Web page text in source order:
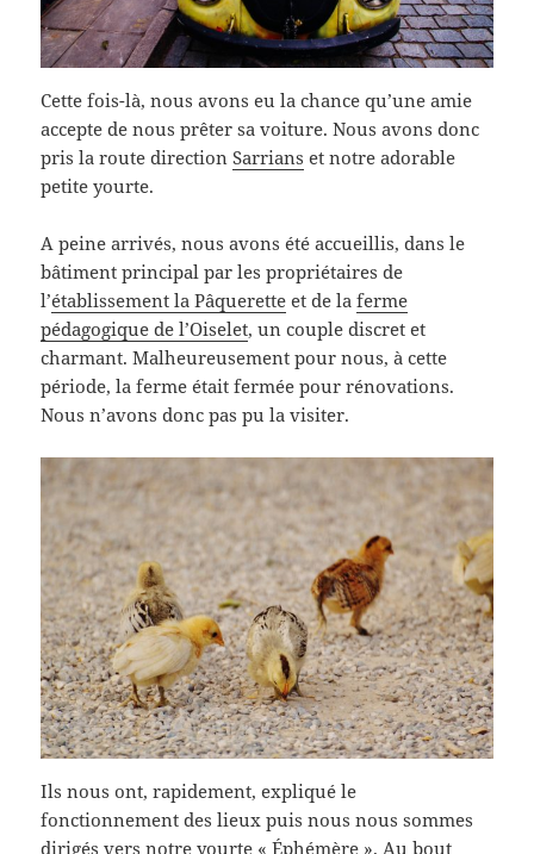
Cette fois-là, nous avons eu la chance qu’une amie
accepte de nous prêter sa voiture. Nous avons donc
pris la route directionSarrians et notre adorable
petite yourte.
A peine arrivés, nous avons été accueillis, dans le
bâtiment principal par les propriétaires de
l’établissement la Pâquerette et de laferme
pédagogique de l’Oiselet, un couple discret et
charmant. Malheureusement pour nous, à cette
période, la ferme était fermée pour rénovations.
Nous n’avons donc pas pu la visiter.
Ils nous ont, rapidement, expliqué le
fonctionnement des lieux puis nous nous sommes
dirigés vers notreyourte « Éphémère ». Au bout